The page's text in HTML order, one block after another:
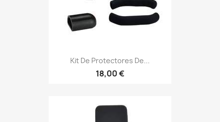
Kit De Protectores De...
18,00 €